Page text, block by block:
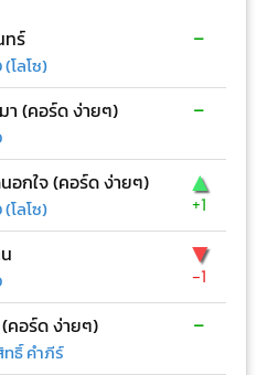
ทร์
(โลโซ)
-
า (คอร์ด ง่ายๆ) -
อกใจ (คอร์ด ง่ายๆ)
(โลโซ)
▲
+1
▼
-1
(คอร์ด ง่ายๆ)
ธิ์ คำภีร์
-